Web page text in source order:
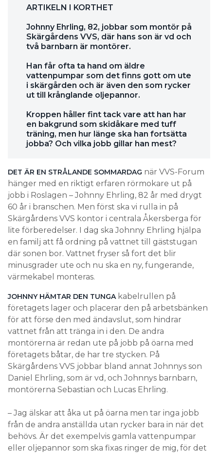
ARTIKELN I KORTHET
Johnny Ehrling, 82, jobbar som montör på
Skärgårdens VVS, där hans son är vd och
två barnbarn är montörer.
Han får ofta ta hand om äldre
vattenpumpar som det finns gott om ute
i skärgården och är även den som rycker
ut till krånglande oljepannor.
Kroppen håller fint tack vare att han har
en bakgrund som skidåkare med tuff
träning, men hur länge ska han fortsätta
jobba? Och vilka jobb gillar han mest?
DET ÄR EN STRÅLANDE SOMMARDAG när VVS-Forum
hänger med en riktigt erfaren rörmokare ut på
jobb i Roslagen – Johnny Ehrling, 82 år med drygt
60 år i branschen. Men först ska vi rulla in på
Skärgårdens VVS kontor i centrala Åkersberga för
lite förberedelser. I dag ska Johnny Ehrling hjälpa
en familj att få ordning på vattnet till gäststugan
där sonen bor. Vattnet fryser så fort det blir
minusgrader ute och nu ska en ny, fungerande,
värmekabel monteras.
JOHNNY HÄMTAR DEN TUNGA kabelrullen på
företagets lager och placerar den på arbetsbänken
för att förse den med ändavslut, som hindrar
vattnet från att tränga in i den. De andra
montörerna är redan ute på jobb på öarna med
företagets båtar, de har tre stycken. På
Skärgårdens VVS jobbar bland annat Johnnys son
Daniel Ehrling, som är vd, och Johnnys barnbarn,
montörerna Sebastian och Lucas Ehrling.
– Jag älskar att åka ut på öarna men tar inga jobb
från de andra anställda utan rycker bara in när det
behövs. Är det exempelvis gamla vattenpumpar
eller oljepannor som ska fixas ringer de mig, för det